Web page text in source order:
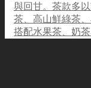
與回甘。茶款多
茶、高山鮮綠茶
搭配水果茶、奶